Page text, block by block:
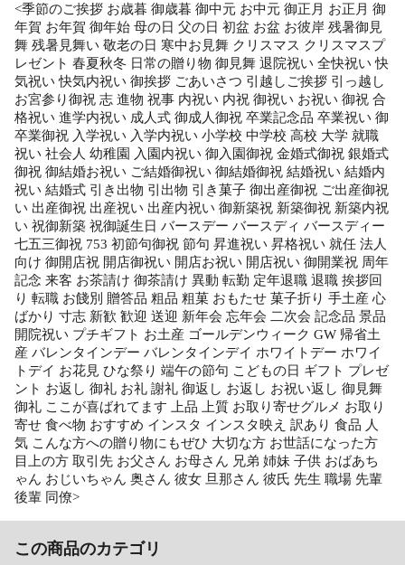
<季節のご挨拶 お歳暮 御歳暮 御中元 お中元 御正月 お正月 御
年賀 お年賀 御年始 母の日 父の日 初盆 お盆 お彼岸 残暑御見
舞 残暑見舞い 敬老の日 寒中お見舞 クリスマス クリスマスプ
レゼント 春夏秋冬 日常の贈り物 御見舞 退院祝い 全快祝い 快
気祝い 快気内祝い 御挨拶 ごあいさつ 引越しご挨拶 引っ越し
お宮参り御祝 志 進物 祝事 内祝い 内祝 御祝い お祝い 御祝 合
格祝い 進学内祝い 成人式 御成人御祝 卒業記念品 卒業祝い 御
卒業御祝 入学祝い 入学内祝い 小学校 中学校 高校 大学 就職
祝い 社会人 幼稚園 入園内祝い 御入園御祝 金婚式御祝 銀婚式
御祝 御結婚お祝い ご結婚御祝い 御結婚御祝 結婚祝い 結婚内
祝い 結婚式 引き出物 引出物 引き菓子 御出産御祝 ご出産御祝
い 出産御祝 出産祝い 出産内祝い 御新築祝 新築御祝 新築内祝
い 祝御新築 祝御誕生日 バースデー バースディ バースディー
七五三御祝 753 初節句御祝 節句 昇進祝い 昇格祝い 就任 法人
向け 御開店祝 開店御祝い 開店お祝い 開店祝い 御開業祝 周年
記念 来客 お茶請け 御茶請け 異動 転勤 定年退職 退職 挨拶回
り 転職 お餞別 贈答品 粗品 粗菓 おもたせ 菓子折り 手土産 心
ばかり 寸志 新歓 歓迎 送迎 新年会 忘年会 二次会 記念品 景品
開院祝い プチギフト お土産 ゴールデンウィーク GW 帰省土
産 バレンタインデー バレンタインデイ ホワイトデー ホワイ
トデイ お花見 ひな祭り 端午の節句 こどもの日 ギフト プレゼ
ント お返し 御礼 お礼 謝礼 御返し お返し お祝い返し 御見舞
御礼 ここが喜ばれてます 上品 上質 お取り寄せグルメ お取り
寄せ 食べ物 おすすめ インスタ インスタ映え 訳あり 食品 人
気 こんな方への贈り物にもぜひ 大切な方 お世話になった方
目上の方 取引先 お父さん お母さん 兄弟 姉妹 子供 おばあち
ゃん おじいちゃん 奥さん 彼女 旦那さん 彼氏 先生 職場 先輩
後輩 同僚>
この商品のカテゴリ